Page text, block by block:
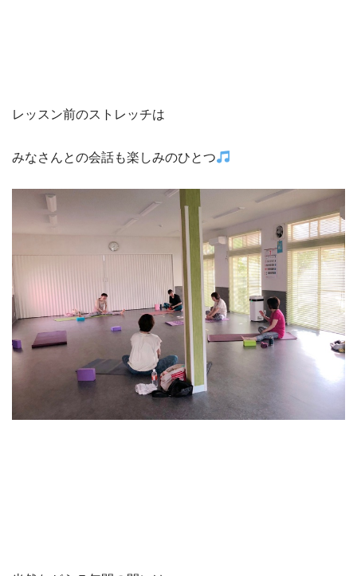
レッスン前のストレッチは
みなさんとの会話も楽しみのひとつ